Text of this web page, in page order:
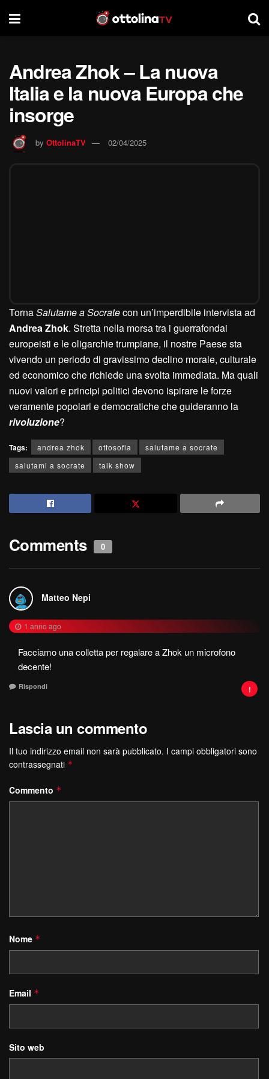
Andrea Zhok – La nuova
Italia e la nuova Europa che
insorge
by OttolinaTV 02/04/2025
TornaSalutame a Socratecon un’imperdibile intervista ad
Andrea Zhok. Stretta nella morsa tra i guerrafondai
europeisti e le oligarchie trumpiane, il nostre Paese sta
vivendo un periodo di gravissimo declino morale, culturale
ed economico che richiede una svolta immediata. Ma quali
nuovi valori e principi politici devono ispirare le forze
veramente popolari e democratiche che guideranno la
rivoluzione?
Tags: andrea zhok ottosofia
salutame a socrate
salutami a socrate
talk show
Comments 0
Matteo Nepi
1 anno ago
Facciamo una colletta per regalare a Zhok un microfono
decente!
Rispondi
Lascia un commento
Il tuo indirizzo email non sarà pubblicato. I campi obbligatori sono
contrassegnati *
Commento *
Nome *
Email *
Sito web